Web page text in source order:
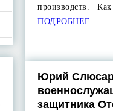
производств.
ПОДРОБНЕЕ
Юрий
защитника